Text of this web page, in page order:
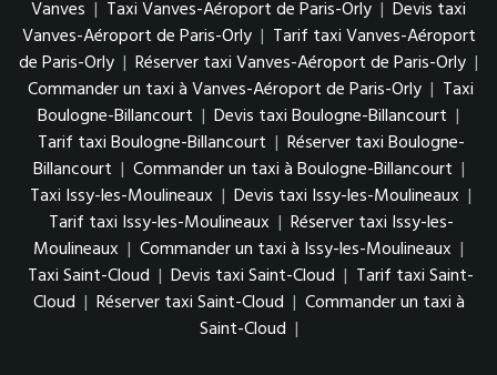
Vanves | Taxi Vanves-Aéroport de Paris-Orly | Devis taxi
Vanves-Aéroport de Paris-Orly | Tarif taxi Vanves-Aéroport
de Paris-Orly | Réserver taxi Vanves-Aéroport de Paris-Orly |
Commander un taxi à Vanves-Aéroport de Paris-Orly | Taxi
Boulogne-Billancourt | Devis taxi Boulogne-Billancourt |
Tarif taxi Boulogne-Billancourt | Réserver taxi Boulogne-
Billancourt | Commander un taxi à Boulogne-Billancourt |
Taxi Issy-les-Moulineaux | Devis taxi Issy-les-Moulineaux |
Tarif taxi Issy-les-Moulineaux | Réserver taxi Issy-les-
Moulineaux | Commander un taxi à Issy-les-Moulineaux |
Taxi Saint-Cloud | Devis taxi Saint-Cloud | Tarif taxi Saint-
Cloud | Réserver taxi Saint-Cloud | Commander un taxi à
Saint-Cloud |